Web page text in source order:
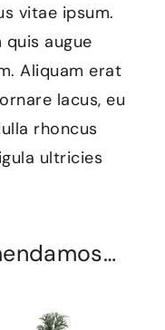
vitae ipsum.
augue
Aliquam erat
lacus, eu
rhoncus
ultricies